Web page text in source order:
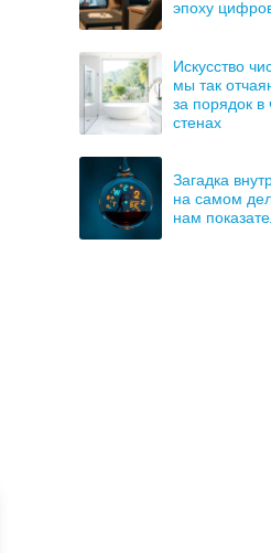
эпоху
Искусство
мы так
за порядок в
стенах
Загадка
на самом
нам